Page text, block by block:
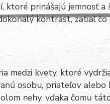
ktoré prinášajú jemnosť
kontrast, zatiaľ
medzi kvety, ktoré
osobu, priateľov alebo
nehy, vďaka čomu